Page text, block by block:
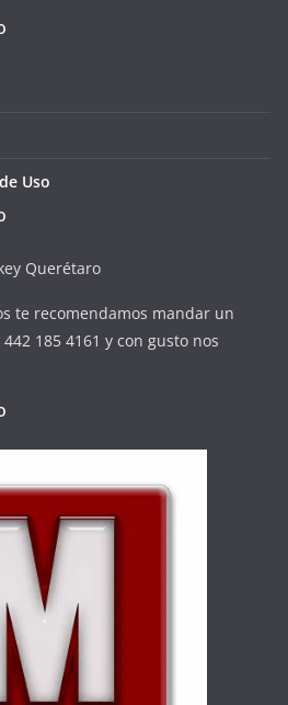
Uso
Querétaro
te recomendamos mandar un
185 4161 y con gusto nos